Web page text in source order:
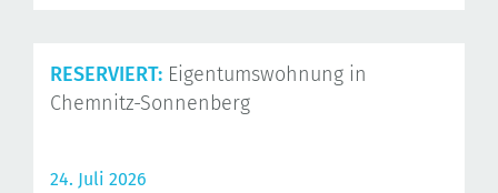
RESERVIERT: Eigentumswohnung in
Chemnitz-Sonnenberg
24. Juli 2026